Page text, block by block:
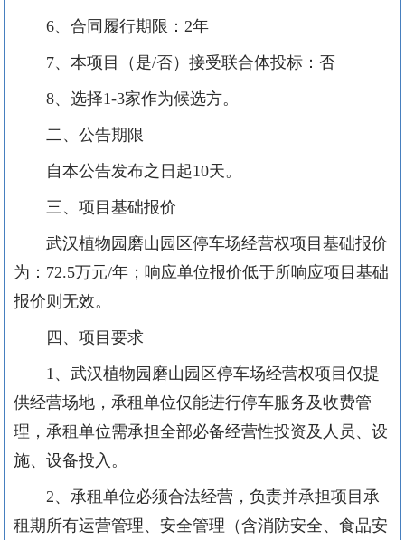
6、合同履行期限： 2年
7、本项目（是/否）接受联合体投标：否
8、选择1-3家作为候选方。
二、公告期限
自本公告发布之日起10天。
三、项目基础报价
武汉植物园磨山园区停车场经营权项目基础报价
为： 72.5万元/年； 响应单位报价低于所响应项目基础
报价则无效。
四、项目要求
1、武汉植物园磨山园区停车场经营权项目仅提
供经营场地，承租单位仅能进行停车服务及收费管
理，承租单位需承担全部必备经营性投资及人员、设
施、设备投入。
2、承租单位必须合法经营，负责并承担项目承
租期所有运营管理、安全管理（含消防安全、食品安